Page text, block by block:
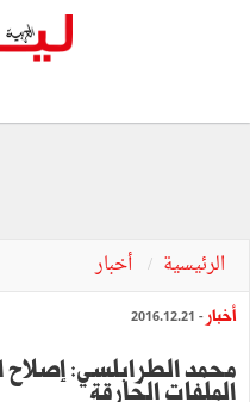
الرئيسية أخبار
أخبار - 2016.12.21
محمد الطرابلسي: إصلاح
الملفات الحارقة